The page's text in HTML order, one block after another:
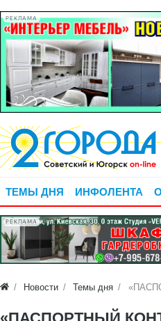
РЕКЛАМА
ТЕМЫ ДНЯ ИНФОЛЕНТА
РЕКЛАМА
Новости Темы дня